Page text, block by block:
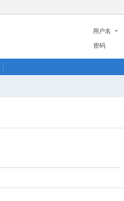
用户名
密码